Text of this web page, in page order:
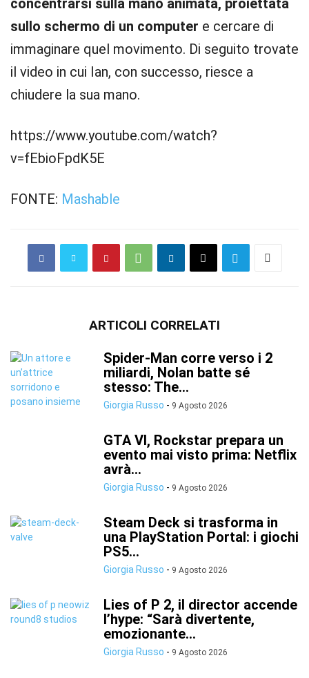
concentrarsi sulla mano animata, proiettata
sullo schermo di un computer e cercare di
immaginare quel movimento. Di seguito trovate
il video in cui Ian, con successo, riesce a
chiudere la sua mano.
https://www.youtube.com/watch?
v=fEbioFpdK5E
FONTE: Mashable
ARTICOLI CORRELATI
Spider-Man corre verso i 2
miliardi, Nolan batte sé
stesso: The...
Giorgia Russo - 9 Agosto 2026
GTA VI, Rockstar prepara un
evento mai visto prima: Netflix
avrà...
Giorgia Russo - 9 Agosto 2026
Steam Deck si trasforma in
una PlayStation Portal: i giochi
PS5...
Giorgia Russo - 9 Agosto 2026
Lies of P 2, il director accende
l’hype: “Sarà divertente,
emozionante...
Giorgia Russo - 9 Agosto 2026